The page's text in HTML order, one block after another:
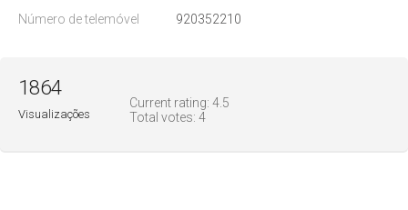
Número de telemóvel 920352210
Current rating: 4.5
Total votes: 4
1864
Visualizações